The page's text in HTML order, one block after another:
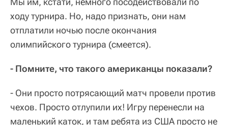
ходу турнира. Но, надо признать, они нам
отплатили ночью после окончания
олимпийского турнира (смеется).
- Помните, что такого американцы показали?
- Они просто потрясающий матч провели против
чехов. Просто отлупили их! Игру перенесли на
маленький каток, и там ребята из США просто не